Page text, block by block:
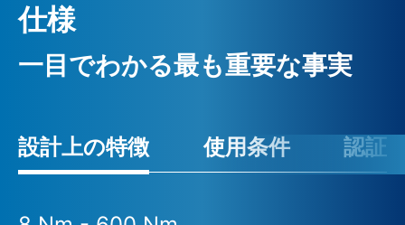
仕様
一目でわかる最も重要な事実
設計上の特徴 使用条件 認証